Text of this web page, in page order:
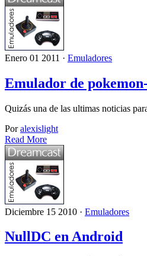
Enero 01 2011 · Emuladores
Emulador de
Quizás una de las ultimas noticias
Poralexislight
Read More
Diciembre 15 2010 · Emuladores
NullDC en Android